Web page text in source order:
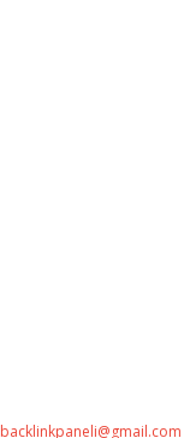
backlinkpaneli@gmail.com